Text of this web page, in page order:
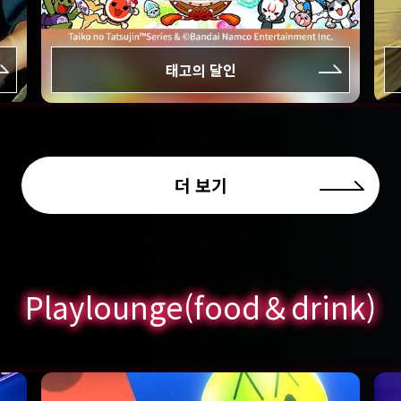
태고의 달인
더 보기
Playlounge(food＆drink)